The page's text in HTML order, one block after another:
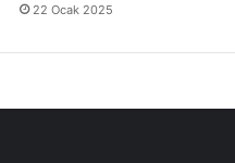
22 Ocak 2025